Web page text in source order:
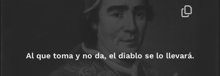
Al que toma y no da, el diablo se lo llevará.